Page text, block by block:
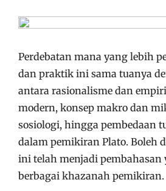
Perdebatan mana yang lebih
dan praktik ini sama tuanya
antara rasionalisme dan
modern, konsep makro dan
sosiologi, hingga pembedaan
dalam pemikiran Plato. Boleh
ini telah menjadi pembahasan
berbagai khazanah pemikiran.